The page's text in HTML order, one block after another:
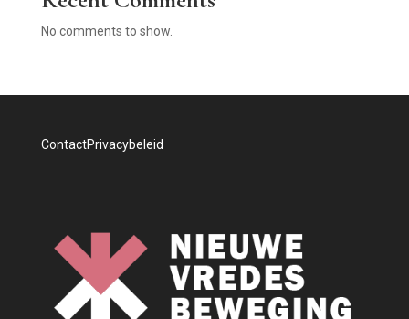
No comments to show.
ContactPrivacybeleid